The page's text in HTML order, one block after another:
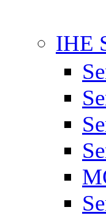
IHE